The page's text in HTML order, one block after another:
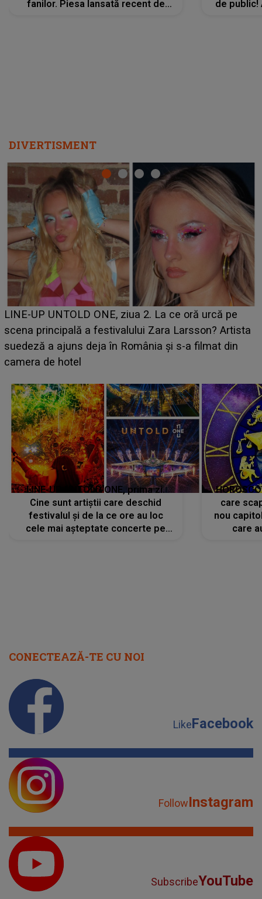
fanilor. Piesa lansată recent de
de public!
DIVERTISMENT
Ce a dezvăluit noua concurentă din "Casa Iubirii" l-a
luat prin surprindere pe Emanuel. CINE ESTE
BĂIATUL VIZAT de Alexandra?! Aflându-se în fața
faptului împlinit, A RECUNOSCUT IMEDIAT: "Am
LINE-UP UNTOLD ONE, prima zi.
Cine sunt artiștii care deschid
festivalul și de la ce ore au loc
cele mai așteptate concerte pe
care
nou
care
CONECTEAZĂ-TE CU NOI
LikeFacebook
FollowInstagram
SubscribeYouTube